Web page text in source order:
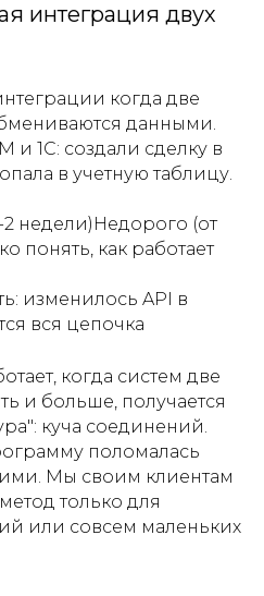
интеграция двух
когда две
данными.
и 1С: создали сделку в
в учетную таблицу.
2 недели)Недорого (от
понять, как работает
изменилось API в
вся цепочка
когда систем две
и больше, получается
куча соединений.
поломалась
Мы своим клиентам
только для
или совсем маленьких